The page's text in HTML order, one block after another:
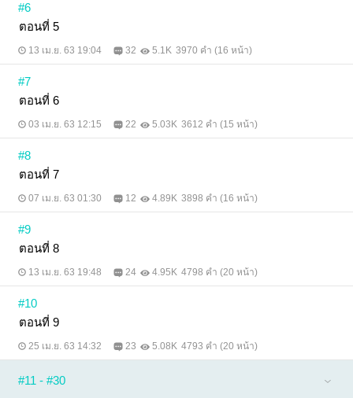
#6
ตอนที่ 5
13 เม.ย. 63 19:04 32 5.1K 3970 คำ (16 หน้า)
#7
ตอนที่ 6
03 เม.ย. 63 12:15 22 5.03K 3612 คำ (15 หน้า)
#8
ตอนที่ 7
07 เม.ย. 63 01:30 12 4.89K 3898 คำ (16 หน้า)
#9
ตอนที่ 8
13 เม.ย. 63 19:48 24 4.95K 4798 คำ (20 หน้า)
#10
ตอนที่ 9
25 เม.ย. 63 14:32 23 5.08K 4793 คำ (20 หน้า)
#11 - #30